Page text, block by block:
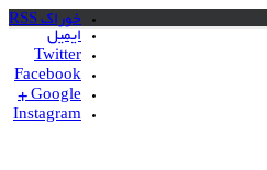
خوراک RSS
ایمیل
Twitter
Facebook
Google +
Instagram